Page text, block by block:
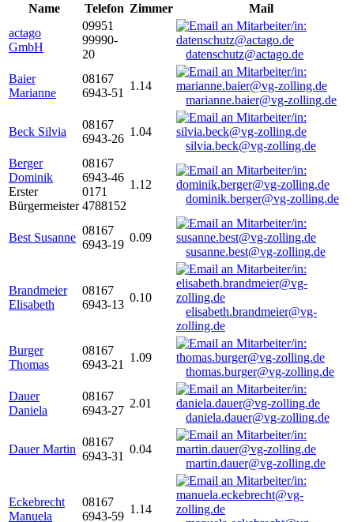
Name
Telefon Zimmer
Mail
actago
GmbH
09951
99990-
20
datenschutz@actago.de
Baier
Marianne
08167
6943-51
1.14
marianne.baier@vg-zolling.de
Beck Silvia
08167
6943-26
1.04
silvia.beck@vg-zolling.de
Berger
Dominik
Erster
Bürgermeister
08167
6943-46
0171
4788152
1.12
dominik.berger@vg-zolling.de
Best Susanne
08167
6943-19
0.09
susanne.best@vg-zolling.de
Brandmeier
Elisabeth
08167
6943-13
0.10
elisabeth.brandmeier@vg-
zolling.de
Burger
Thomas
08167
6943-21
1.09
thomas.burger@vg-zolling.de
Dauer
Daniela
08167
6943-27
2.01
daniela.dauer@vg-zolling.de
Dauer Martin
08167
6943-31
0.04
martin.dauer@vg-zolling.de
Eckebrecht
Manuela
08167
6943-59
1.14